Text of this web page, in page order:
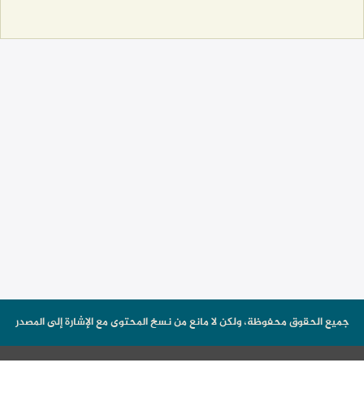
جميع الحقوق محفوظة، ولكن لا مانع من نسخ المحتوى مع الإشارة إلى المصدر